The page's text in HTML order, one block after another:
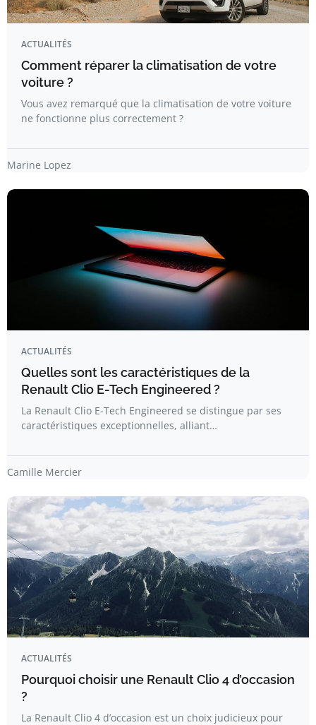
ACTUALITÉS
Comment réparer la climatisation de votre
voiture ?
Vous avez remarqué que la climatisation de votre voiture
ne fonctionne plus correctement ?
Marine Lopez
ACTUALITÉS
Quelles sont les caractéristiques de la
Renault Clio E-Tech Engineered ?
La Renault Clio E-Tech Engineered se distingue par ses
caractéristiques exceptionnelles, alliant…
Camille Mercier
ACTUALITÉS
Pourquoi choisir une Renault Clio 4 d’occasion
?
La Renault Clio 4 d’occasion est un choix judicieux pour